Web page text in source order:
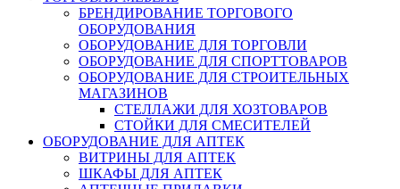
БРЕНДИРОВАНИЕ ТОРГОВОГО
ОБОРУДОВАНИЯ
ОБОРУДОВАНИЕ ДЛЯ ТОРГОВЛИ
ОБОРУДОВАНИЕ ДЛЯ СПОРТТОВАРОВ
ОБОРУДОВАНИЕ ДЛЯ СТРОИТЕЛЬНЫХ
МАГАЗИНОВ
СТЕЛЛАЖИ ДЛЯ ХОЗТОВАРОВ
СТОЙКИ ДЛЯ СМЕСИТЕЛЕЙ
ОБОРУДОВАНИЕ ДЛЯ АПТЕК
ВИТРИНЫ ДЛЯ АПТЕК
ШКАФЫ ДЛЯ АПТЕК